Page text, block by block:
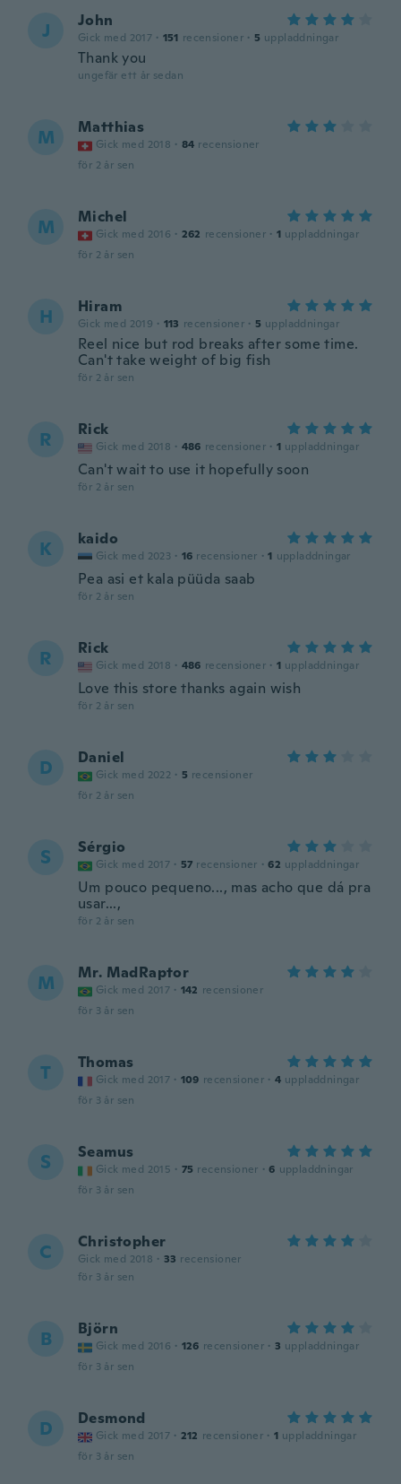
J John
Gick med 2017 · 151 recensioner · 5 uppladdningar
Thank you
ungefär ett år sedan
M Matthias
Gick med 2018 · 84 recensioner
för 2 år sen
M Michel
Gick med 2016 · 262 recensioner · 1 uppladdningar
för 2 år sen
H Hiram
Gick med 2019 · 113 recensioner · 5 uppladdningar
Reel nice but rod breaks after some time.
Can't take weight of big fish
för 2 år sen
R Rick
Gick med 2018 · 486 recensioner · 1 uppladdningar
Can't wait to use it hopefully soon
för 2 år sen
K kaido
Gick med 2023 · 16 recensioner · 1 uppladdningar
Pea asi et kala püüda saab
för 2 år sen
R Rick
Gick med 2018 · 486 recensioner · 1 uppladdningar
Love this store thanks again wish
för 2 år sen
D Daniel
Gick med 2022 · 5 recensioner
för 2 år sen
S Sérgio
Gick med 2017 · 57 recensioner · 62 uppladdningar
Um pouco pequeno..., mas acho que dá pra
usar...,
för 2 år sen
M Mr. MadRaptor
Gick med 2017 · 142 recensioner
för 3 år sen
T Thomas
Gick med 2017 · 109 recensioner · 4 uppladdningar
för 3 år sen
S Seamus
Gick med 2015 · 75 recensioner · 6 uppladdningar
för 3 år sen
C Christopher
Gick med 2018 · 33 recensioner
för 3 år sen
B Björn
Gick med 2016 · 126 recensioner · 3 uppladdningar
för 3 år sen
D Desmond
Gick med 2017 · 212 recensioner · 1 uppladdningar
för 3 år sen